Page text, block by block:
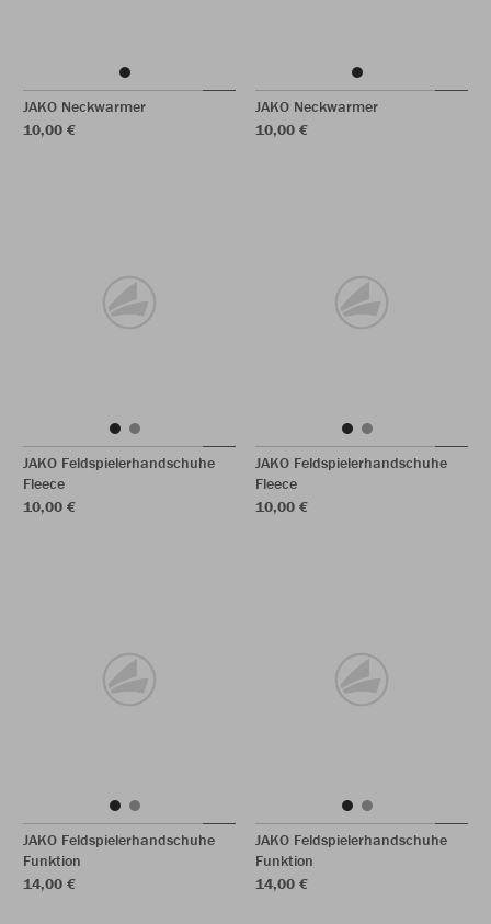
JAKO Neckwarmer
10,00 €
JAKO Neckwarmer
10,00 €
JAKO Feldspielerhandschuhe
Fleece
10,00 €
JAKO Feldspielerhandschuhe
Fleece
10,00 €
JAKO Feldspielerhandschuhe
Funktion
14,00 €
JAKO Feldspielerhandschuhe
Funktion
14,00 €